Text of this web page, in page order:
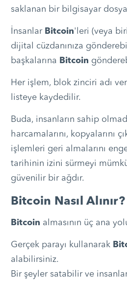
saklanan bir bilgisayar
İnsanlarBitcoin'leri (veya
dijital cüzdanınıza
başkalarına Bitcoin
Her işlem, blok zinciri adı
listeye kaydedilir.
Buda, insanların sahip
harcamalarını, kopyalarını
işlemleri geri almalarını
tarihinin izini sürmeyi
güvenilir bir ağdır.
Bitcoin Nasıl Alınır?
Bitcoin almasının üç ana
Gerçek parayı kullanarak
alabilirsiniz.
Bir şeyler satabilir ve